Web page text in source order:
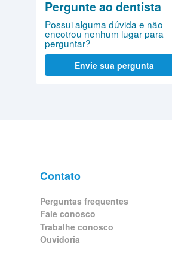
Pergunte ao dentista
Possui alguma dúvida e não
encotrou nenhum lugar para
perguntar?
Envie sua pergunta
Contato
Perguntas frequentes
Fale conosco
Trabalhe conosco
Ouvidoria